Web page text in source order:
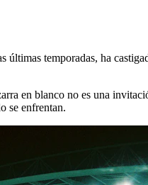
temporadas, ha
en blanco no es una
se enfrentan.